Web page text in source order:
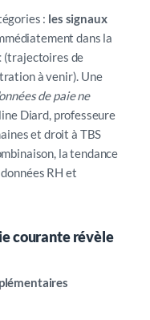
: les signaux
dans la
(trajectoires de
à venir). Une
de paie ne
Diard, professeure
et droit à TBS
la tendance
RH et
courante révèle